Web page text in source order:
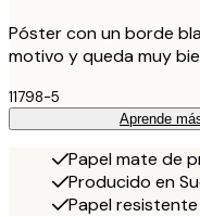
Póster con un borde
motivo y queda muy
11798-5
Aprende
Papel mate de
Producido en
Papel